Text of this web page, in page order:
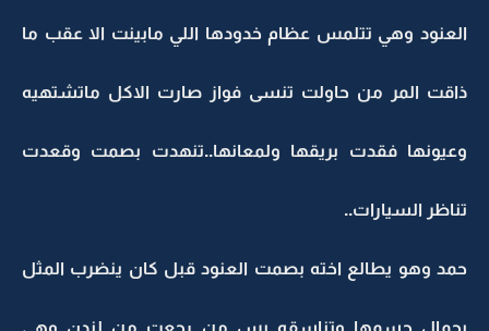
العنود وهي تتلمس عظام خدودها اللي مابينت الا عقب ما
ذاقت المر من حاولت تنسى فواز صارت الاكل ماتشتهيه
وعيونها فقدت بريقها ولمعانها..تنهدت بصمت وقعدت
تناظر السيارات..
حمد وهو يطالع اخته بصمت العنود قبل كان ينضرب المثل
بجمال جسمها وتناسقه..بس من رجعت من لندن وهي